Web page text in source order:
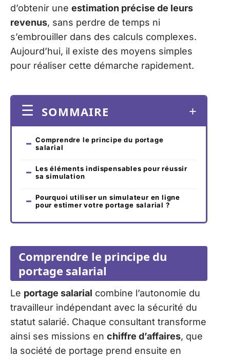
d’obtenir une estimation précise de leurs
revenus, sans perdre de temps ni
s’embrouiller dans des calculs complexes.
Aujourd’hui, il existe des moyens simples
pour réaliser cette démarche rapidement.
SOMMAIRE
Comprendre le principe du portage
salarial
Les éléments indispensables pour réussir
sa simulation
Pourquoi utiliser un simulateur en ligne
pour estimer votre portage salarial ?
Comprendre le principe du
portage salarial
Le portage salarial combine l’autonomie du
travailleur indépendant avec la sécurité du
statut salarié. Chaque consultant transforme
ainsi ses missions en chiffre d’affaires, que
la société de portage prend ensuite en